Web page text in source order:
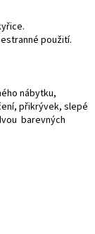
použití.
nábytku,
přikrývek, slepé
barevných